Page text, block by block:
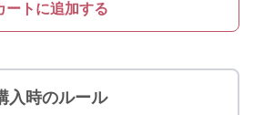
ートに追加する
入時のルール